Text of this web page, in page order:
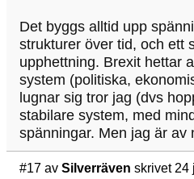
Det byggs alltid upp
strukturer över tid, och ett
upphettning. Brexit hettar
system (politiska,
lugnar sig tror jag (dvs
stabilare system, med
spänningar. Men jag är av
#17 av Silverräven skrivet 24